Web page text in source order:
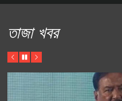
তাজা খবর
Previous
PauseNext